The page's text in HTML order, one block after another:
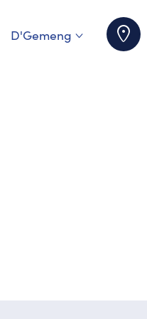
D'Gemeng